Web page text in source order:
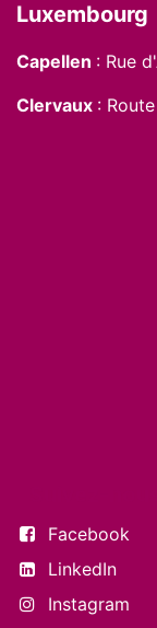
Luxembourg
Capellen : Rue
Clervaux :
Facebook
LinkedIn
Instagram